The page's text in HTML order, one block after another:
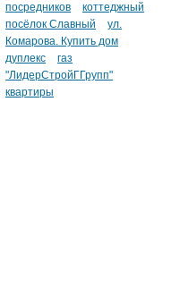
посредников
коттеджный
посёлок Славный
ул.
Комарова. Купить дом
дуплекс
газ
"ЛидерСтройГГрупп"
квартиры